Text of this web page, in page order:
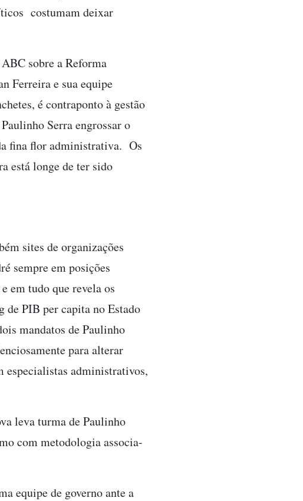
costumam deixar
sobre a Reforma
Ferreira e sua equipe
é contraponto à gestão
Serra engrossar o
fina flor administrativa. Os
está longe de ter sido
sites de organizações
sempre em posições
em tudo que revela os
PIB per capita no Estado
mandatos de Paulinho
para alterar
especialistas administrativos,
leva turma de Paulinho
com metodologia associa-
equipe de governo ante a